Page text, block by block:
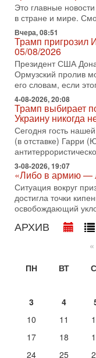
после ракетной
29-07-2026, 18:28
Трамп взбешен
Израиль меняет
В эфире телеканала
дипломат, в
АМАН, глава
29-07-2026, 15:31
Иран готовит
повышает
В эфире телеканала
ЦАХАЛа в отставке,
Ведет программу
29-07-2026, 11:48
Соцработники
властями
Около 7 400
могут перейти к
начале трудового
28-07-2026, 19:29
Удар по Ирану
Сегодня гость
(в отставке)
Вчера, 18:16
Сколько ещё
«Нетаниягу
Израиле могут
Нетаниягу снова
Это главные
в стране и мире.
Вчера, 08:51
Трамп
05/08/2026
Президент США
Ормузский пролив
его словам, если
4-08-2026, 20:08
Трамп выбирает
Украину никогда
Сегодня гость
(в отставке) Гарри
3-08-2026, 19:07
«Либо в армию —
Ситуация вокруг
достигла точки
освобождающий
АРХИВ
«
ПН
ВТ
3
4
10
11
17
18
24
25